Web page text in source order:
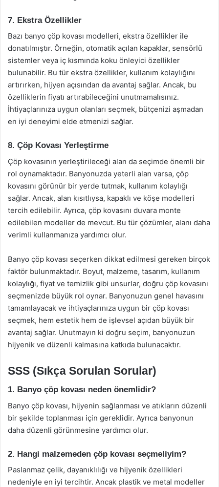
7. Ekstra Özellikler
Bazı banyo çöp kovası modelleri, ekstra özellikler ile
donatılmıştır. Örneğin, otomatik açılan kapaklar, sensörlü
sistemler veya iç kısmında koku önleyici özellikler
bulunabilir. Bu tür ekstra özellikler, kullanım kolaylığını
artırırken, hijyen açısından da avantaj sağlar. Ancak, bu
özelliklerin fiyatı artırabileceğini unutmamalısınız.
İhtiyaçlarınıza uygun olanları seçmek, bütçenizi aşmadan
en iyi deneyimi elde etmenizi sağlar.
8. Çöp Kovası Yerleştirme
Çöp kovasının yerleştirileceği alan da seçimde önemli bir
rol oynamaktadır. Banyonuzda yeterli alan varsa, çöp
kovasını görünür bir yerde tutmak, kullanım kolaylığı
sağlar. Ancak, alan kısıtlıysa, kapaklı ve köşe modelleri
tercih edilebilir. Ayrıca, çöp kovasını duvara monte
edilebilen modeller de mevcut. Bu tür çözümler, alanı daha
verimli kullanmanıza yardımcı olur.
Banyo çöp kovası seçerken dikkat edilmesi gereken birçok
faktör bulunmaktadır. Boyut, malzeme, tasarım, kullanım
kolaylığı, fiyat ve temizlik gibi unsurlar, doğru çöp kovasını
seçmenizde büyük rol oynar. Banyonuzun genel havasını
tamamlayacak ve ihtiyaçlarınıza uygun bir çöp kovası
seçmek, hem estetik hem de işlevsel açıdan büyük bir
avantaj sağlar. Unutmayın ki doğru seçim, banyonuzun
hijyenik ve düzenli kalmasına katkıda bulunacaktır.
SSS (Sıkça Sorulan Sorular)
1. Banyo çöp kovası neden önemlidir?
Banyo çöp kovası, hijyenin sağlanması ve atıkların düzenli
bir şekilde toplanması için gereklidir. Ayrıca banyonun
daha düzenli görünmesine yardımcı olur.
2. Hangi malzemeden çöp kovası seçmeliyim?
Paslanmaz çelik, dayanıklılığı ve hijyenik özellikleri
nedeniyle en iyi tercihtir. Ancak plastik ve metal modeller